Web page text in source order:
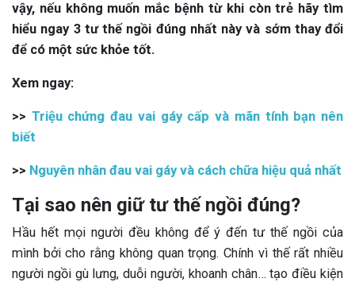
vậy, nếu không muốn mắc bệnh từ khi còn trẻ hãy tìm
hiểu ngay 3 tư thế ngồi đúng nhất này và sớm thay đổi
để có một sức khỏe tốt.
Xem ngay:
>> Triệu chứng đau vai gáy cấp và mãn tính bạn nên
biết
>> Nguyên nhân đau vai gáy và cách chữa hiệu quả nhất
Tại sao nên giữ tư thế ngồi đúng?
Hầu hết mọi người đều không để ý đến tư thế ngồi của
mình bởi cho rằng không quan trọng. Chính vì thế rất nhiều
người ngồi gù lưng, duỗi người, khoanh chân… tạo điều kiện